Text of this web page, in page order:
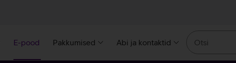
E-pood Pakkumised Abi ja kontaktid